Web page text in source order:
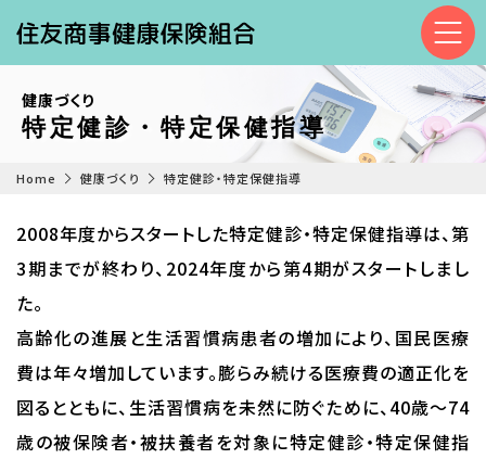
健康づくり
特定健診・特定保健指導
Home 健康づくり 特定健診・特定保健指導
2008年度からスタートした特定健診・特定保健指導は、第
3期までが終わり、2024年度から第4期がスタートしまし
た。
高齢化の進展と生活習慣病患者の増加により、国民医療
費は年々増加しています。膨らみ続ける医療費の適正化を
図るとともに、生活習慣病を未然に防ぐために、40歳～74
歳の被保険者・被扶養者を対象に特定健診・特定保健指